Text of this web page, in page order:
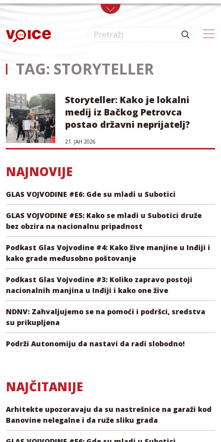
Skip to main content
TAG: STORYTELLER
Storyteller: Kako je lokalni
medij iz Bačkog Petrovca
postao državni neprijatelj?
21. ЈАН 2026
NAJNOVIJE
GLAS VOJVODINE #E6: Gde su mladi u Subotici
GLAS VOJVODINE #E5: Kako se mladi u Subotici druže
bez obzira na nacionalnu pripadnost
Podkast Glas Vojvodine #4: Kako žive manjine u Inđiji i
kako grade međusobno poštovanje
Podkast Glas Vojvodine #3: Koliko zapravo postoji
nacionalnih manjina u Inđiji i kako one žive
NDNV: Zahvaljujemo se na pomoći i podršci, sredstva
su prikupljena
Podrži Autonomiju da nastavi da radi slobodno!
NAJČITANIJE
Arhitekte upozoravaju da su nastrešnice na garaži kod
Banovine nelegalne i da ruže sliku grada